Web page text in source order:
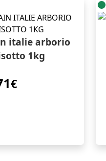
italie arborio
1kg
€